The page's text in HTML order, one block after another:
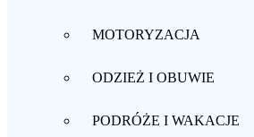
MOTORYZACJA
ODZIEŻ I OBUWIE
PODRÓŻE I WAKACJE